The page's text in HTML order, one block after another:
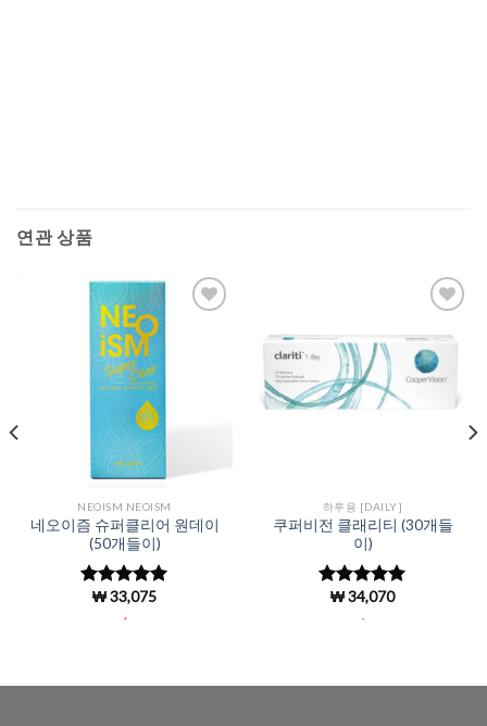
연관 상품
NEOISM NEOISM
네오이즘 슈퍼클리어 원데이
(50개들이)
5 중에서
로 평
₩33,075
.
Wishlist
하루용 [DAILY]
쿠퍼비전 클래리티 (30개들
이)
5 중에서
로 평
₩34,070